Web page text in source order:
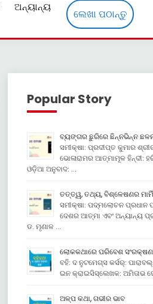
ଅନ୍ୟାନ୍ୟ
ଲେଖା ପଠାନ୍ତୁ
Popular Story
ବ୍ୟଙ୍ଗର ଛୁରିରେ ଛିନ୍ନଭିନ୍ନ
ସମୀକ୍ଷା: ପ୍ରଦୀପ୍ତ କୁମାର
ଭୋଳାରାମର ଆତ୍ମାମୂଳ ହିନ୍ଦୀ:
ଓଡ଼ିଆ ଅନୁବାଦ: …
ତତ୍ତ୍ୱ, ତଥ୍ୟ, ବିଶ୍ଳେଷଣର
ସମୀକ୍ଷା: ପଦ୍ମଲୋଚନ ପ୍ରଧାନ
ଦେଶର ଆତ୍ମା ଏବଂ ଅନ୍ୟାନ୍ୟ
ଡ. ମୃଣାଳ …
ଲୋକକଥାରେ ପରିବେଶ ସଂରକ୍ଷଣର
ବହି: ଦ ନୁଟମେଗ୍ସ କର୍ସର୍:
ଇନ କ୍ରାଇସିସ୍ଲେଖକ: ଅମିତାଭ
ଅଳ୍ପ କଥା, ଗଭୀର ଭାବ